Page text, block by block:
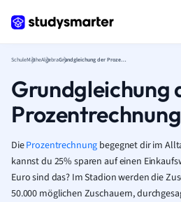
SchuleMatheAlgebra Grundgleichung der Prozentrechnung
Grundgleichung
Prozentrechnung
DieProzentrechnung begegnet dir im
kannst du 25% sparen auf einen
Euro sind das? Im Stadion werden die
50.000 möglichen Zuschauern,